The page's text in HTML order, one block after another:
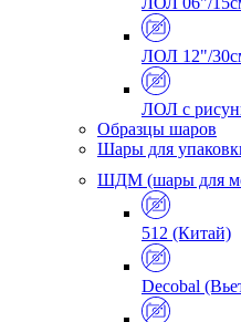
ЛОЛ 12"/
ЛОЛ с
Образцы шаров
Шары для
ШДМ (шары для
512 (Китай)
Decobal